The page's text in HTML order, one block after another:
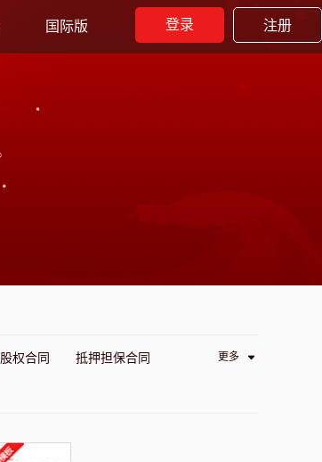
国际版 登录 注册
股权合同 抵押担保合同 更多